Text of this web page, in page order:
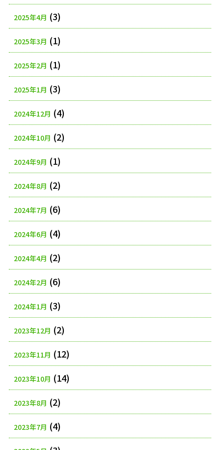
2025年4月 (3)
2025年3月 (1)
2025年2月 (1)
2025年1月 (3)
2024年12月 (4)
2024年10月 (2)
2024年9月 (1)
2024年8月 (2)
2024年7月 (6)
2024年6月 (4)
2024年4月 (2)
2024年2月 (6)
2024年1月 (3)
2023年12月 (2)
2023年11月 (12)
2023年10月 (14)
2023年8月 (2)
2023年7月 (4)